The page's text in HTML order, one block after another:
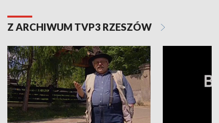
Z ARCHIWUM TVP3 RZESZÓW